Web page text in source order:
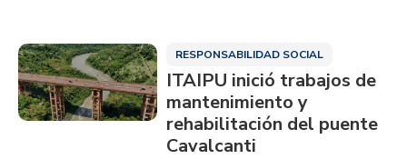
RESPONSABILIDAD SOCIAL
ITAIPU inició trabajos de
mantenimiento y
rehabilitación del puente
Cavalcanti